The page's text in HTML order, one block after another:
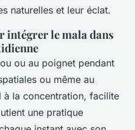
naturelles et leur éclat.
intégrer le mala dans
ou au poignet pendant
ou même au
la concentration, facilite
une pratique